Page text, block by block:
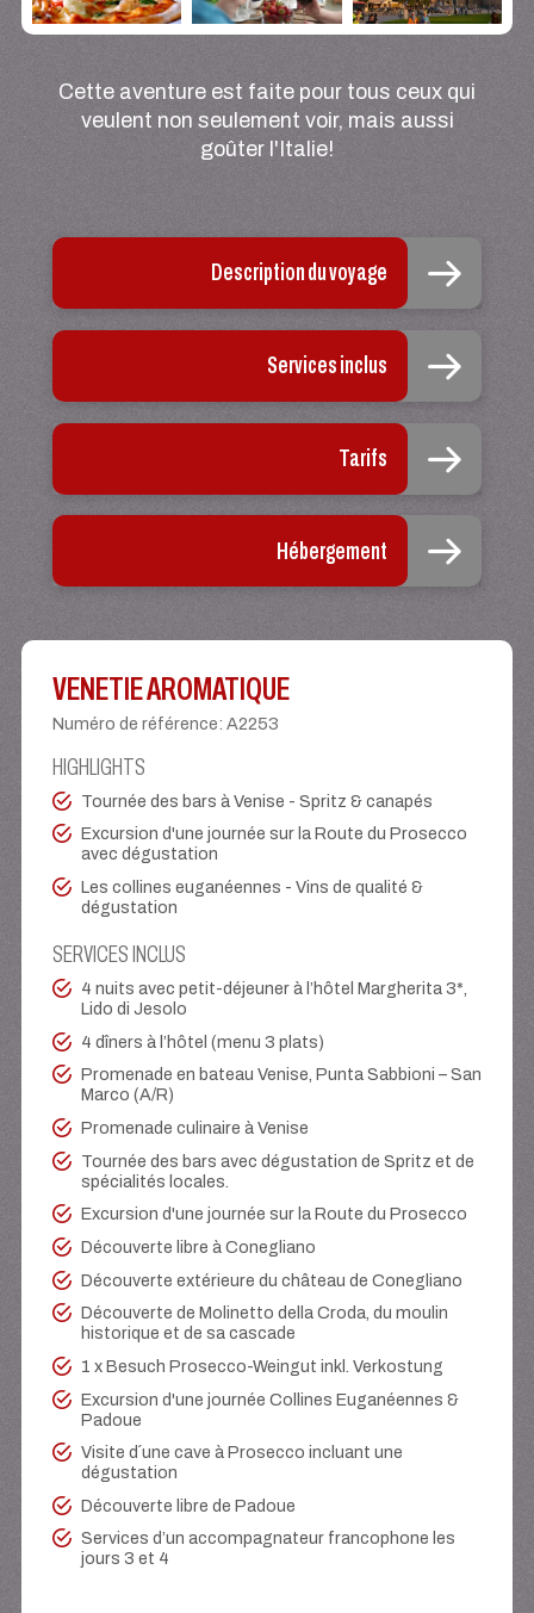
Cette aventure est faite pour tous ceux qui
veulent non seulement voir, mais aussi
goûter l'Italie!
Description du voyage
Services inclus
Tarifs
Hébergement
VENETIE AROMATIQUE
Numéro de référence:A2253
HIGHLIGHTS
Tournée des bars à Venise - Spritz & canapés
Excursion d'une journée sur la Route du Prosecco
avec dégustation
Les collines euganéennes - Vins de qualité &
dégustation
SERVICES INCLUS
4 nuits avec petit-déjeuner à l’hôtel Margherita 3*,
Lido di Jesolo
4 dîners à l’hôtel (menu 3 plats)
Promenade en bateau Venise, Punta Sabbioni – San
Marco (A/R)
Promenade culinaire à Venise
Tournée des bars avec dégustation de Spritz et de
spécialités locales.
Excursion d'une journée sur la Route du Prosecco
Découverte libre à Conegliano
Découverte extérieure du château de Conegliano
Découverte de Molinetto della Croda, du moulin
historique et de sa cascade
1 x Besuch Prosecco-Weingut inkl. Verkostung
Excursion d'une journée Collines Euganéennes &
Padoue
Visite d´une cave à Prosecco incluant une
dégustation
Découverte libre de Padoue
Services d’un accompagnateur francophone les
jours 3 et 4